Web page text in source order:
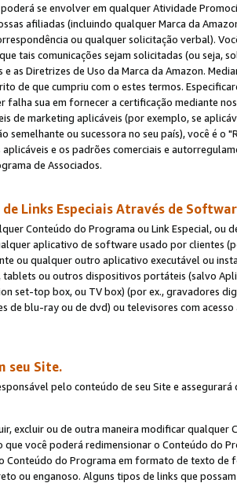
poderá se envolver em qualquer Atividade
afiliadas (incluindo qualquer Marca da
ou qualquer solicitação verbal).
tais comunicações sejam solicitadas (ou seja,
e as Diretrizes de Uso da Marca da Amazon.
de que cumpriu com o estes termos.
falha sua em fornecer a certificação mediante
de marketing aplicáveis (por exemplo, se
semelhante ou sucessora no seu país), você é o
e os padrões comerciais e
de Associados.
Links Especiais Através de
Conteúdo do Programa ou Link Especial,
aplicativo de software usado por clientes
ou qualquer outro aplicativo executável ou
ou outros dispositivos portáteis (salvo
set-top box, ou TV box) (por ex., gravadores
de blu-ray ou de dvd) ou televisores com
seu Site.
pelo conteúdo de seu Site e assegurará
excluir ou de outra maneira modificar
que você poderá redimensionar o Conteúdo do
Conteúdo do Programa em formato de texto
ou enganoso. Alguns tipos de links que